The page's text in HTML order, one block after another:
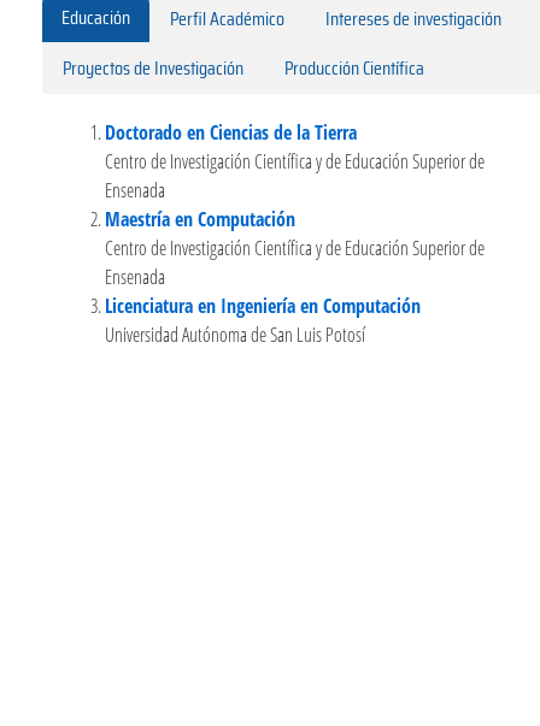
Educación Perfil Académico
Intereses de investigación
Proyectos de Investigación
Producción Científica
Doctorado en Ciencias de la Tierra
Centro de Investigación Científica y de Educación Superior de
Ensenada
Maestría en Computación
Centro de Investigación Científica y de Educación Superior de
Ensenada
Licenciatura en Ingeniería en Computación
Universidad Autónoma de San Luis Potosí